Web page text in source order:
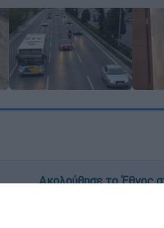
Ακολούθησε το Έθνος